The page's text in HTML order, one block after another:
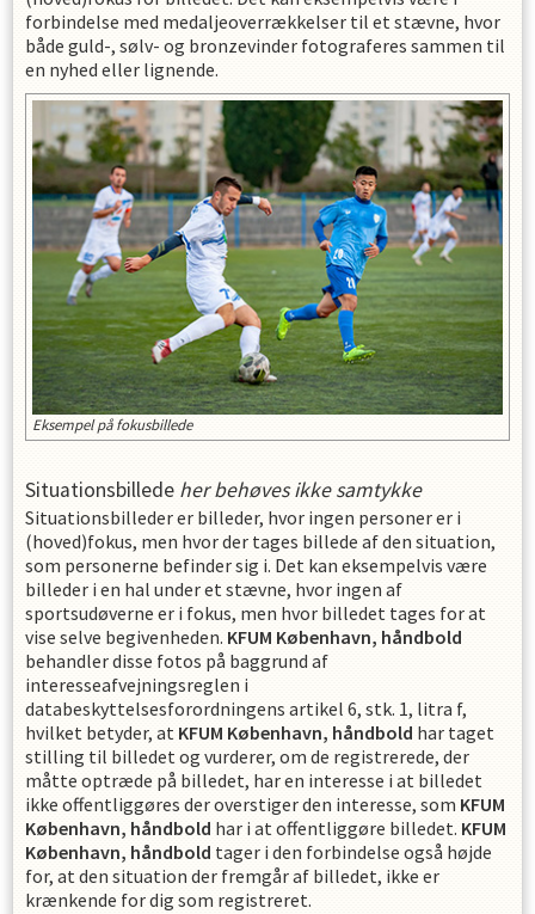
forbindelse med medaljeoverrækkelser til et stævne, hvor
både guld-, sølv- og bronzevinder fotograferes sammen til
en nyhed eller lignende.
Eksempel på fokusbillede
Situationsbillede her behøves ikke samtykke
Situationsbilleder er billeder, hvor ingen personer er i
(hoved)fokus, men hvor der tages billede af den situation,
som personerne befinder sig i. Det kan eksempelvis være
billeder i en hal under et stævne, hvor ingen af
sportsudøverne er i fokus, men hvor billedet tages for at
vise selve begivenheden. KFUM København, håndbold
behandler disse fotos på baggrund af
interesseafvejningsreglen i
databeskyttelsesforordningens artikel 6, stk. 1, litra f,
hvilket betyder, at KFUM København, håndbold har taget
stilling til billedet og vurderer, om de registrerede, der
måtte optræde på billedet, har en interesse i at billedet
ikke offentliggøres der overstiger den interesse, som KFUM
København, håndbold har i at offentliggøre billedet. KFUM
København, håndbold tager i den forbindelse også højde
for, at den situation der fremgår af billedet, ikke er
krænkende for dig som registreret.